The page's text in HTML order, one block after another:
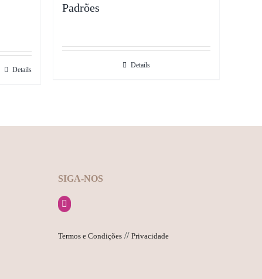
Details
Padrões
Details
SIGA-NOS
Termos e Condições // Privacidade